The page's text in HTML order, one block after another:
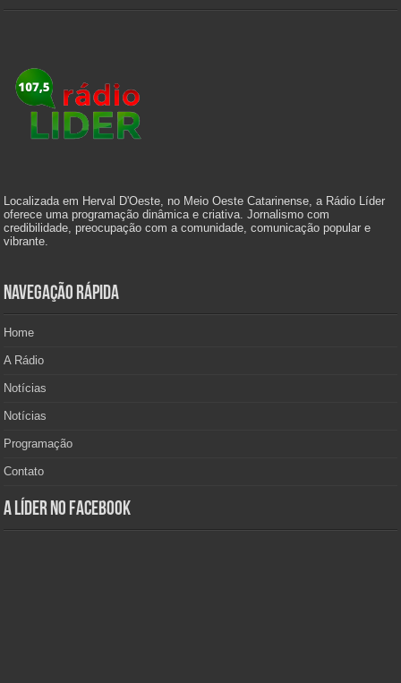
Localizada em Herval D'Oeste, no Meio Oeste Catarinense, a Rádio Líder
oferece uma programação dinâmica e criativa. Jornalismo com
credibilidade, preocupação com a comunidade, comunicação popular e
vibrante.
Navegação Rápida
Home
A Rádio
Notícias
Notícias
Programação
Contato
A Líder no Facebook